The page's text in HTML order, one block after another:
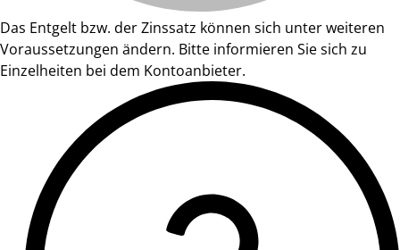
Das Entgelt bzw. der Zinssatz können sich unter weiteren
Voraussetzungen ändern. Bitte informieren Sie sich zu
Einzelheiten bei dem Kontoanbieter.